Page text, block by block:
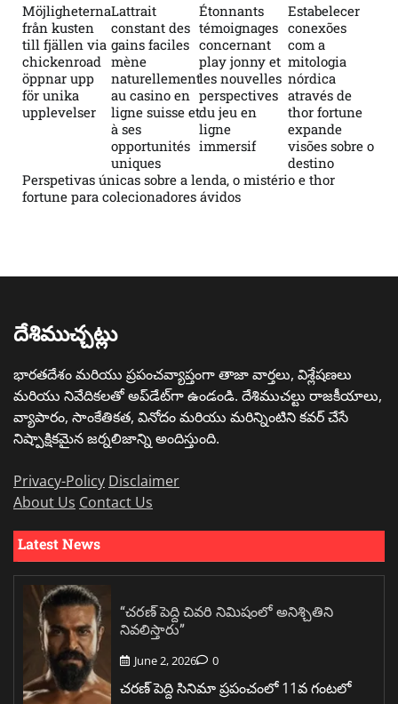
Möjligheterna
från kusten
till fjällen via
chickenroad
öppnar upp
för unika
upplevelser
Lattrait
constant des
gains faciles
mène
naturellement
au casino en
ligne suisse et
à ses
opportunités
uniques
Étonnants
témoignages
concernant
play jonny et
les nouvelles
perspectives
du jeu en
ligne
immersif
Estabelecer
conexões
com a
mitologia
nórdica
através de
thor fortune
expande
visões sobre o
destino
Perspetivas únicas sobre a lenda, o mistério e thor
fortune para colecionadores ávidos
దేశిముచ్చట్లు
భారతదేశం మరియు ప్రపంచవ్యాప్తంగా తాజా వార్తలు, విశ్లేషణలు
మరియు నివేదికలతో అప్‌డేట్‌గా ఉండండి. దేశిముచల్టు రాజకీయాలు,
వ్యాపారం, సాంకేతికత, వినోదం మరియు మరిన్నింటిని కవర్ చేసే
నిష్పాక్షికమైన జర్నలిజాన్ని అందిస్తుంది.
Privacy-Policy Disclaimer
About Us Contact Us
Latest News
“చరణ్ పెద్ది చివరి నిమిషంలో అనిశ్చితిని
నివలిస్తారు”
June 2, 2026 0
చరణ్ పెద్ది సినిమా ప్రపంచంలో 11వ గంటలో